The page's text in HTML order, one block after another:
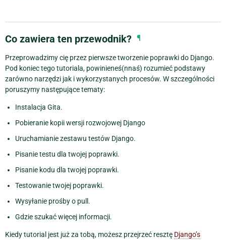
Co zawiera ten przewodnik? ¶
Przeprowadzimy cię przez pierwsze tworzenie poprawki do Django.
Pod koniec tego tutoriala, powinieneś(nnaś) rozumieć podstawy
zarówno narzędzi jak i wykorzystanych procesów. W szczególności
poruszymy następujące tematy:
Instalacja Gita.
Pobieranie kopii wersji rozwojowej Django
Uruchamianie zestawu testów Django.
Pisanie testu dla twojej poprawki.
Pisanie kodu dla twojej poprawki.
Testowanie twojej poprawki.
Wysyłanie prośby o pull.
Gdzie szukać więcej informacji.
Kiedy tutorial jest już za tobą, możesz przejrzeć resztę Django’s